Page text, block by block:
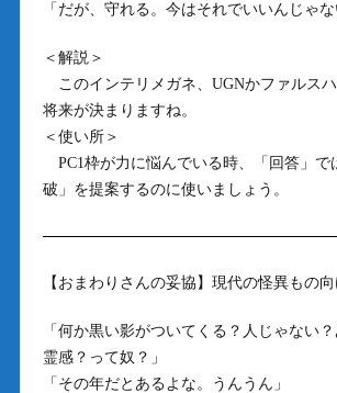
「だが、守れる。今はそれでいいんじゃな
＜解説＞
このインテリメガネ、UGNかファルス
将来が決まりますね。
＜使い所＞
PC1枠が力に悩んでいる時、「回答」で
破」を提案するのに使いましょう。
【おまわりさんの妥協】現代の怪異もの向
「何か黒い影がついてくる？人じゃない？
霊感？って奴？」
「その年だとあるよな。うんうん」